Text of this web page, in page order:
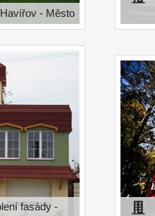
- Město
fasády -